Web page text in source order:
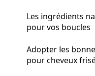
Les ingrédients
pour vos boucles
Adopter les
pour cheveux